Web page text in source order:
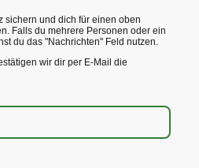
sichern und dich für einen oben
Falls du mehrere Personen oder ein
du das "Nachrichten" Feld nutzen.
wir dir per E-Mail die